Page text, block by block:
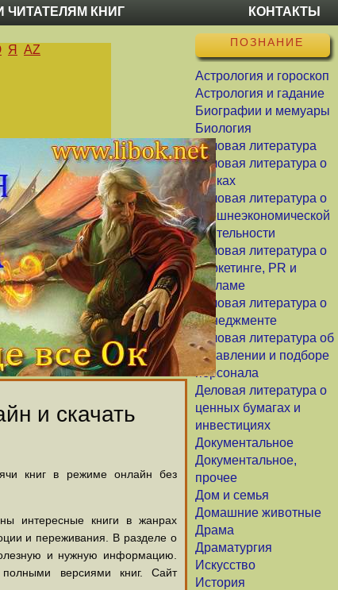
ЧИТАТЕЛЯМ КНИГ КОНТАКТЫ
ПОЗНАНИЕ
Астрология и гороскоп
Астрология и гадание
Биографии и мемуары
Биология
Деловая литература
Деловая литература о
банках
Деловая литература о
внешнеэкономической
деятельности
Деловая литература о
маркетинге, PR и
рекламе
Деловая литература о
менеджменте
Деловая литература об
управлении и подборе
персонала
Деловая литература о
ценных бумагах и
инвестициях
Документальное
Документальное,
прочее
Дом и семья
Домашние животные
Драма
Драматургия
Искусство
История
Я AZ
и скачать
книг в режиме онлайн без
интересные книги в жанрах
и переживания. В разделе о
и нужную информацию.
версиями книг. Сайт